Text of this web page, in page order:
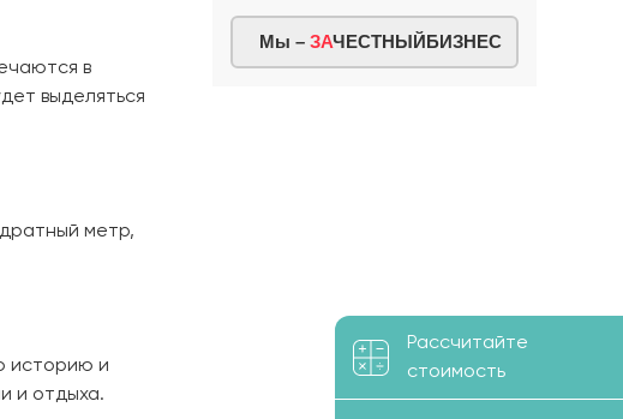
в
выделяться
метр,
историю и
и отдыха.
Мы – ЗАЧЕСТНЫЙБИЗНЕС
Рассчитайте
стоимость